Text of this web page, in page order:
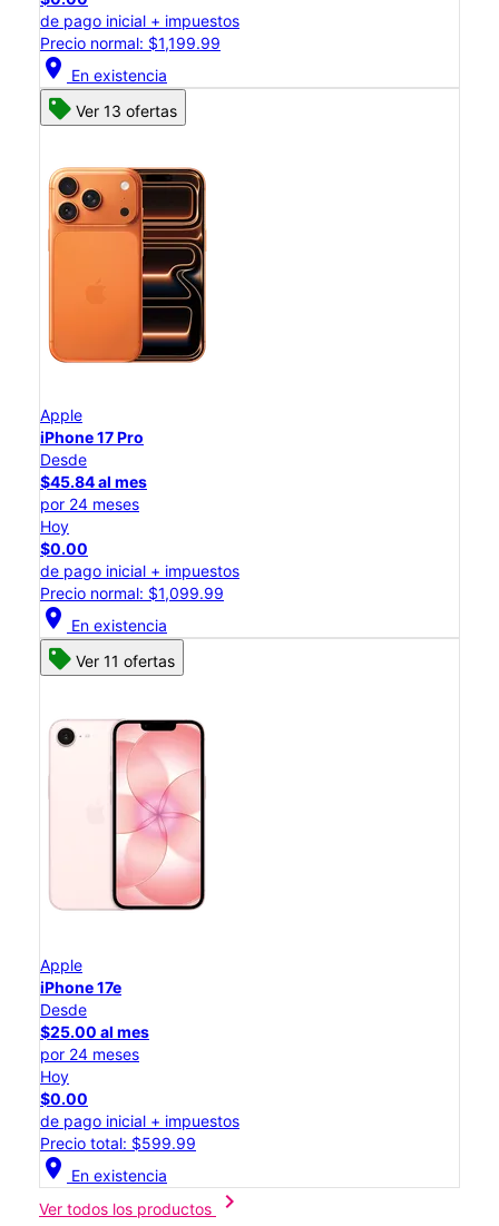
de pago inicial + impuestos
Precio normal: $1,199.99
location_on En existencia
Ver 13 ofertas
Apple
iPhone 17 Pro
Desde
$45.84 al mes
por 24 meses
Hoy
$0.00
de pago inicial + impuestos
Precio normal: $1,099.99
location_on En existencia
Ver 11 ofertas
Apple
iPhone 17e
Desde
$25.00 al mes
por 24 meses
Hoy
$0.00
de pago inicial + impuestos
Precio total: $599.99
location_on En existencia
Ver todos los productos
chevron_right